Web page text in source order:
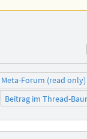
Meta-Forum (read only)
Beitrag im Thread-